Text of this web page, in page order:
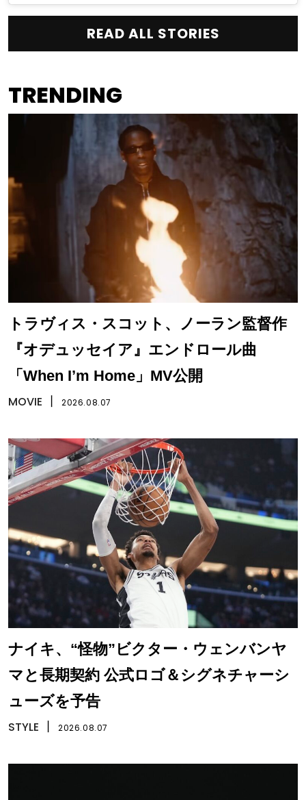
READ ALL STORIES
TRENDING
トラヴィス・スコット、ノーラン監督作
『オデュッセイア』エンドロール曲
「When I’m Home」MV公開
MOVIE 2026.08.07
ナイキ、“怪物”ビクター・ウェンバンヤ
マと長期契約 公式ロゴ＆シグネチャーシ
ューズを予告
STYLE 2026.08.07